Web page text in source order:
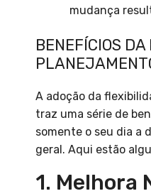
mudança
BENEFÍCIOS
A adoção da
traz uma série de
somente o seu dia a
geral. Aqui estão
1. Melhora